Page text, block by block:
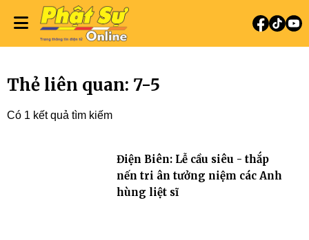
Thẻ liên quan: 7-5
Có 1 kết quả tìm kiếm
Điện Biên: Lễ cầu siêu - thắp
nến tri ân tưởng niệm các Anh
hùng liệt sĩ